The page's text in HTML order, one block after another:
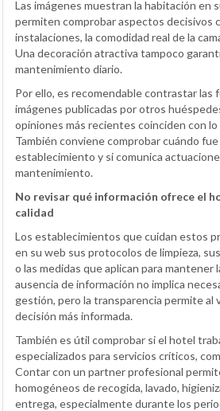
Las imágenes muestran la habitación en
permiten comprobar aspectos decisivos
instalaciones, la comodidad real de la
Una decoración atractiva tampoco
mantenimiento diario.
Por ello, es recomendable contrastar las
imágenes publicadas por otros
opiniones más recientes coinciden con
También conviene comprobar cuándo
establecimiento y si comunica
mantenimiento.
No revisar qué información ofrece el
calidad
Los establecimientos que cuidan estos
en su web sus protocolos de limpieza,
o las medidas que aplican para mantener
ausencia de información no implica
gestión, pero la transparencia permite al
decisión más informada.
También es útil comprobar si el hotel
especializados para servicios críticos,
Contar con un partner profesional
homogéneos de recogida, lavado,
entrega, especialmente durante los